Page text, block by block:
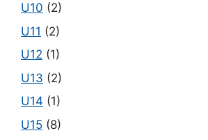
U10 (2)
U11 (2)
U12 (1)
U13 (2)
U14 (1)
U15 (8)